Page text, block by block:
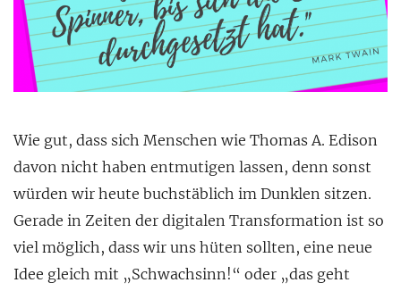
Wie gut, dass sich Menschen wie Thomas A. Edison
davon nicht haben entmutigen lassen, denn sonst
würden wir heute buchstäblich im Dunklen sitzen.
Gerade in Zeiten der digitalen Transformation ist so
viel möglich, dass wir uns hüten sollten, eine neue
Idee gleich mit „Schwachsinn!“ oder „das geht